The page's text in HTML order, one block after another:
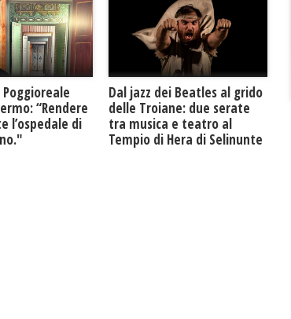
“Rendere
l’ospedale di
Dal jazz dei Beatles al grido
delle Troiane: due serate
tra musica e teatro al
Tempio di Hera di Selinunte